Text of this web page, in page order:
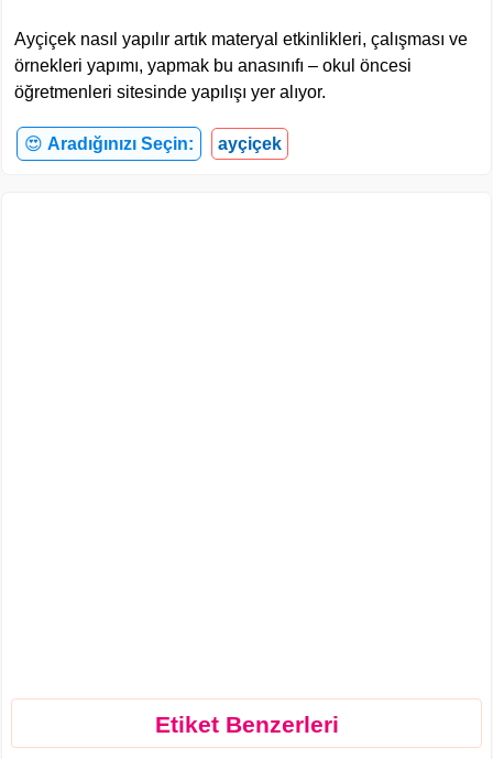
Ayçiçek nasıl yapılır artık materyal etkinlikleri, çalışması ve
örnekleri yapımı, yapmak bu anasınıfı – okul öncesi
öğretmenleri sitesinde yapılışı yer alıyor.
😍 Aradığınızı Seçin: ayçiçek
Etiket Benzerleri